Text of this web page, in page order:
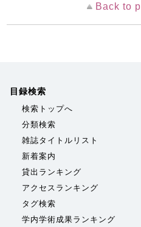
Back to
目録検索
検索トップへ
分類検索
雑誌タイトルリスト
新着案内
貸出ランキング
アクセスランキング
タグ検索
学内学術成果ランキング